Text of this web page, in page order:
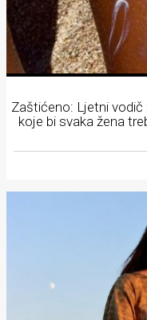
Zaštićeno: Ljetni
koje bi svaka žena